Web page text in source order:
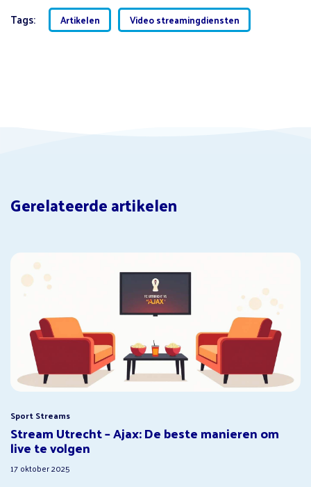
Tags: Artikelen Video streamingdiensten
Gerelateerde artikelen
Sport Streams
Stream Utrecht – Ajax: De beste manieren om
live te volgen
17 oktober 2025